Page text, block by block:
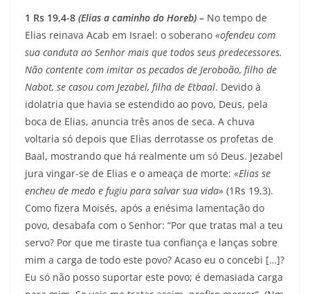
1 Rs 19,4-8 (Elias a caminho do Horeb) – No tempo de
Elias reinava Acab em Israel: o soberano «ofendeu com
sua conduta ao Senhor mais que todos seus predecessores.
Não contente com imitar os pecados de Jeroboão, filho de
Nabot, se casou com Jezabel, filha de Etbaal. Devido à
idolatria que havia se estendido ao povo, Deus, pela
boca de Elias, anuncia três anos de seca. A chuva
voltaria só depois que Elias derrotasse os profetas de
Baal, mostrando que há realmente um só Deus. Jezabel
jura vingar-se de Elias e o ameaça de morte: «Elias se
encheu de medo e fugiu para salvar sua vida» (1Rs 19,3).
Como fizera Moisés, após a enésima lamentação do
povo, desabafa com o Senhor: “Por que tratas mal a teu
servo? Por que me tiraste tua confiança e lanças sobre
mim a carga de todo este povo? Acaso eu o concebi […]?
Eu só não posso suportar este povo; é demasiada carga